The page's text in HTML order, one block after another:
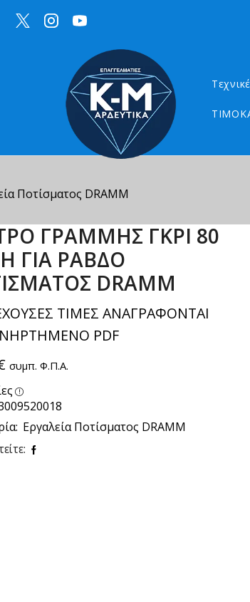
Ποτίσματος DRAMM
ΓΡΑΜΜΗΣ ΓΚΡΙ 80
ΓΙΑ ΡΑΒΔΟ
DRAMM
ΤΙΜΕΣ ΑΝΑΓΡΑΦΟΝΤΑΙ
PDF
συμπ. Φ.Π.Α.
Εργαλεία Ποτίσματος DRAMM